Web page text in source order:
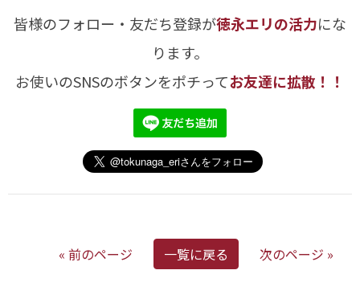
皆様のフォロー・友だち登録が徳永エリの活力にな
ります。
お使いのSNSのボタンをポチってお友達に拡散！！
« 前のページ 一覧に戻る 次のページ »